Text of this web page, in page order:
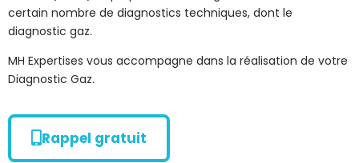
certain nombre de diagnostics techniques, dont le
diagnostic gaz.
MH Expertises vous accompagne dans la réalisation de votre
Diagnostic Gaz.
Rappel gratuit